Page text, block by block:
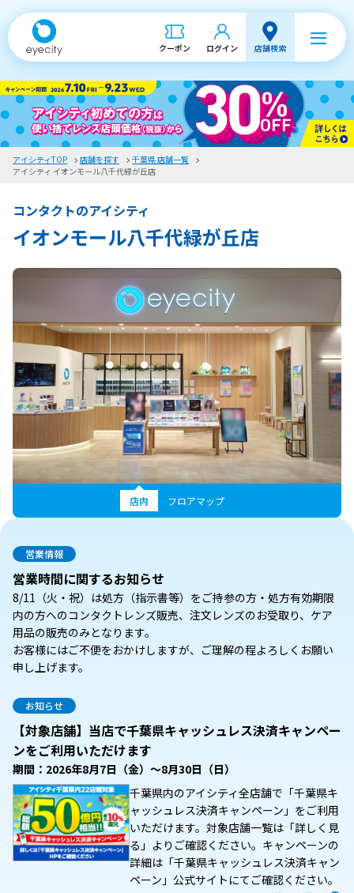
クーポン ログイン 店舗検索
アイシティTOP 店舗を探す
千葉県 店舗一覧
アイシティ イオンモール八千代緑が丘店
コンタクトのアイシティ
イオンモール八千代緑が丘店
店内 フロアマップ
営業情報
営業時間に関するお知らせ
8/11（火・祝）は処方（指示書等）をご持参の方・処方有効期限
内の方へのコンタクトレンズ販売、注文レンズのお受取り、ケア
用品の販売のみとなります。
お客様にはご不便をおかけしますが、ご理解の程よろしくお願い
申し上げます。
お知らせ
【対象店舗】当店で千葉県キャッシュレス決済キャンペー
ンをご利用いただけます
期間：2026年8月7日（金）～8月30日（日）
千葉県内のアイシティ全店舗で「千葉県キ
ャッシュレス決済キャンペーン」をご利用
いただけます。対象店舗一覧は「詳しく見
る」よりご確認ください。キャンペーンの
詳細は「千葉県キャッシュレス決済キャン
ペーン」公式サイトにてご確認ください。